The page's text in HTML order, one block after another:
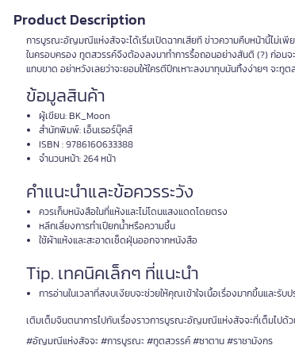
Product Description
การบูรณะอัญมณีแห่งสัจจะได้เริ่มเปิดฉากเสียที ข่าวความคืบหน้านี้ไม่เ
ในครอบครอง ทูตสวรรค์จึงต้องลงมาทำการรื้อถอนอย่างสันติ (?) ก่อนจ
แทบขาด อย่าหวังเลยว่าจะยอมให้ใครตีปีกเหาะลงมาทุบมันทิ้งง่ายๆ จะ
ข้อมูลสินค้า
ผู้เขียน: BK_Moon
สำนักพิมพ์: เอ็นเธอร์บุ๊คส์
ISBN : 9786160633388
จำนวนหน้า: 264 หน้า
คำแนะนำและข้อควรระวัง
ควรเก็บหนังสือในที่แห้งและไม่โดนแสงแดดโดยตรง
หลีกเลี่ยงการทำเปียกน้ำหรือความชื้น
ใช้ผ้าแห้งและสะอาดเช็ดฝุ่นออกจากหนังสือ
Tip. เทคนิคเล็กๆ ที่แนะนำ
การอ่านในเวลาที่สงบเงียบจะช่วยให้คุณเข้าใจเนื้อเรื่องมากขึ้นและรั
เติมเต็มจินตนาการไปกับเรื่องราวการบูรณะอัญมณีแห่งสัจจะที่เต็มไปด้
#อัญมณีแห่งสัจจะ #การบูรณะ #ทูตสวรรค์ #ซาตาน #ราชามังกร